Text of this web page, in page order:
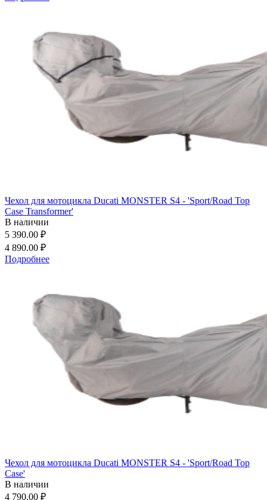
Чехол для мотоцикла Ducati MONSTER S4 - 'Sport/Road Top
Case Transformer'
В наличии
5 390.00 ₽
4 890.00 ₽
Подробнее
Чехол для мотоцикла Ducati MONSTER S4 - 'Sport/Road Top
Case'
В наличии
4 790.00 ₽